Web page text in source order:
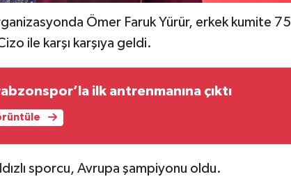
Ömer Faruk Yürür, erkek kumite 75
ile karşı karşıya geldi.
ilk antrenmanına çıktı
sporcu, Avrupa şampiyonu oldu.